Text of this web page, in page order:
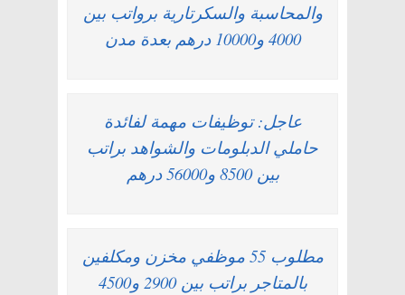
والمحاسبة والسكرتارية برواتب بين
4000 و10000 درهم بعدة مدن
عاجل: توظيفات مهمة لفائدة
حاملي الدبلومات والشواهد براتب
بين 8500 و56000 درهم
مطلوب 55 موظفي مخزن ومكلفين
بالمتاجر براتب بين 2900 و4500